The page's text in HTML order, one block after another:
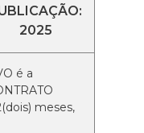
2025
é a
meses,